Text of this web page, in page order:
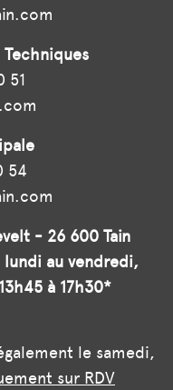
51
54
- 26 600 Tain
au vendredi,
à 17h30*
le samedi,
sur RDV